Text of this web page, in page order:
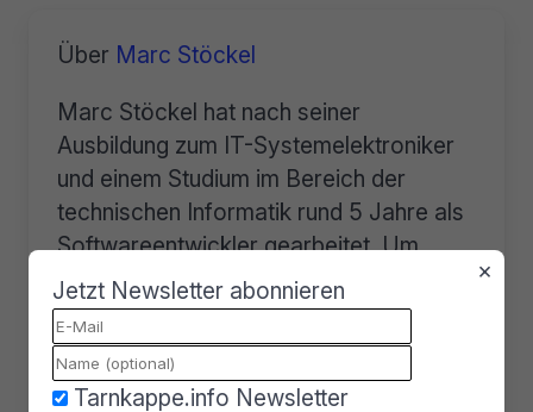
Über Marc Stöckel
Marc Stöckel hat nach seiner
Ausbildung zum IT-Systemelektroniker
und einem Studium im Bereich der
technischen Informatik rund 5 Jahre als
Softwareentwickler gearbeitet. Um
seine technische Expertise sowie seine
Sprachfertigkeiten weiter auszubauen,
schreibt er seit dem Sommer 2022
regelmäßig Artikel zu den
×
Jetzt Newsletter abonnieren
Tarnkappe.info Newsletter